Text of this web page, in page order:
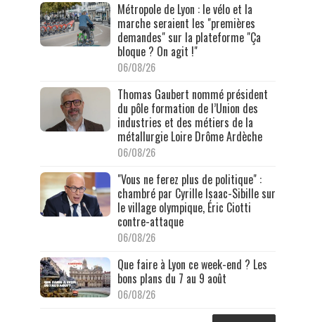
Métropole de Lyon : le vélo et la
marche seraient les "premières
demandes" sur la plateforme "Ça
bloque ? On agit !"
06/08/26
Thomas Gaubert nommé président
du pôle formation de l’Union des
industries et des métiers de la
métallurgie Loire Drôme Ardèche
06/08/26
"Vous ne ferez plus de politique" :
chambré par Cyrille Isaac-Sibille sur
le village olympique, Éric Ciotti
contre-attaque
06/08/26
Que faire à Lyon ce week-end ? Les
bons plans du 7 au 9 août
06/08/26